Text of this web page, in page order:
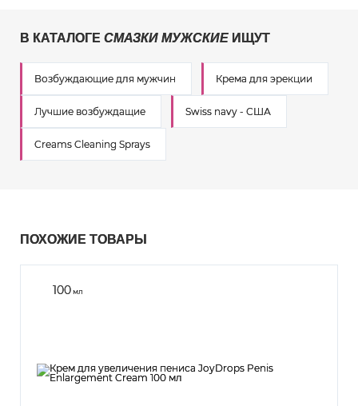
В КАТАЛОГЕ СМАЗКИ МУЖСКИЕ ИЩУТ
Возбуждающие для мужчин Крема для эрекции
Лучшие возбуждащие Swiss navy - США
Creams Cleaning Sprays
ПОХОЖИЕ ТОВАРЫ
100мл